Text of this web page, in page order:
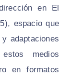
en El
espacio que
adaptaciones
medios
en formatos